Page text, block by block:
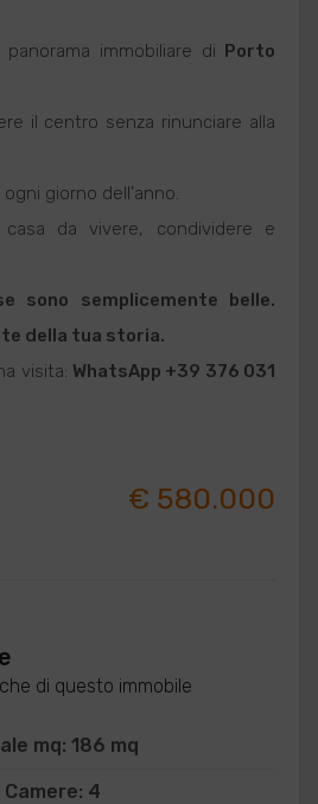
immobiliare di Porto
il centro senza rinunciare alla
giorno dell'anno.
da vivere, condividere e
sono semplicemente belle.
della tua storia.
visita: WhatsApp +39 376 031
€ 580.000
di questo immobile
mq: 186 mq
Camere: 4